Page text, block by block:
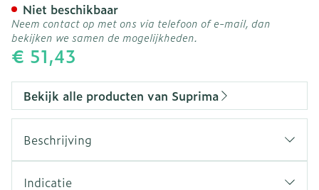
€ 51,43
Niet beschikbaar
Neem contact op met ons via telefoon of e-mail, dan
bekijken we samen de mogelijkheden.
Bekijk alle producten van Suprima
Beschrijving
Indicatie